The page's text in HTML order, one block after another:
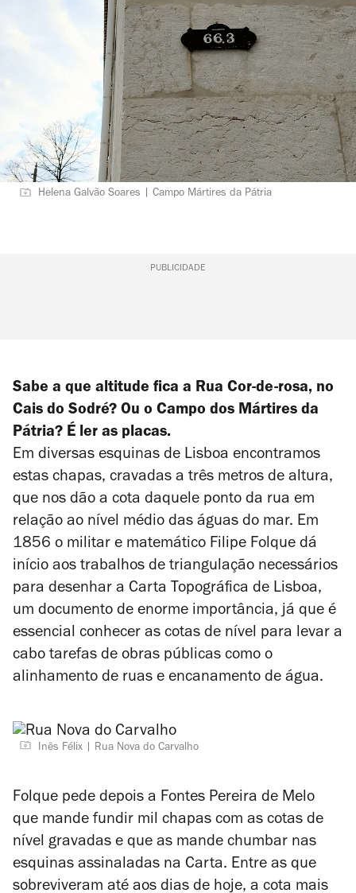
Helena Galvão Soares | Campo Mártires da Pátria
PUBLICIDADE
Sabe a que altitude fica a Rua Cor-de-rosa, no
Cais do Sodré? Ou o Campo dos Mártires da
Pátria? É ler as placas.
Em diversas esquinas de Lisboa encontramos
estas chapas, cravadas a três metros de altura,
que nos dão a cota daquele ponto da rua em
relação ao nível médio das águas do mar. Em
1856 o militar e matemático Filipe Folque dá
início aos trabalhos de triangulação necessários
para desenhar a Carta Topográfica de Lisboa,
um documento de enorme importância, já que é
essencial conhecer as cotas de nível para levar a
cabo tarefas de obras públicas como o
alinhamento de ruas e encanamento de água.
Inês Félix Rua Nova do Carvalho
Folque pede depois a Fontes Pereira de Melo
que mande fundir mil chapas com as cotas de
nível gravadas e que as mande chumbar nas
esquinas assinaladas na Carta. Entre as que
sobreviveram até aos dias de hoje, a cota mais